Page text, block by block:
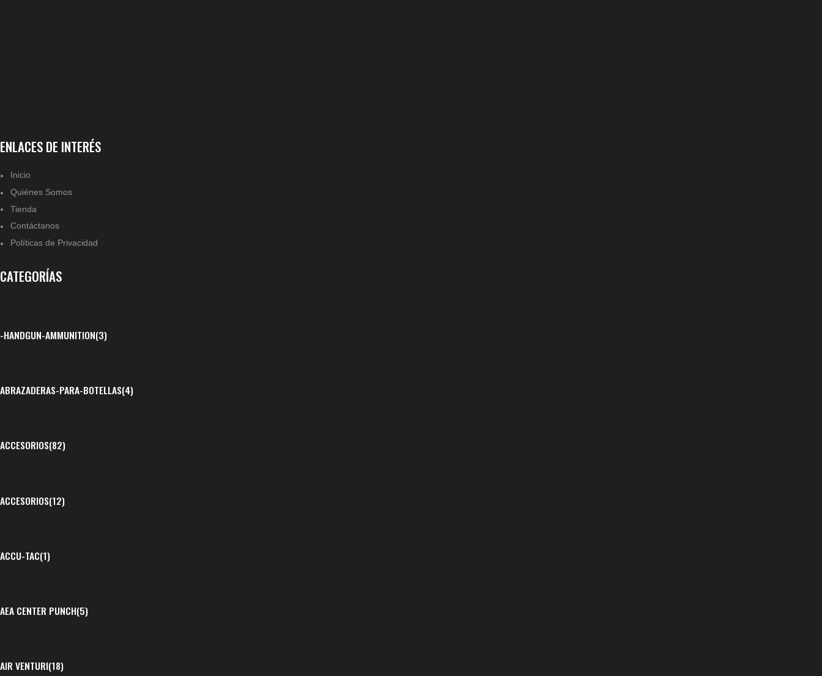
ENLACES DE INTERÉS
Inicio
Quiénes Somos
Tienda
Contáctanos
Políticas de Privacidad
CATEGORÍAS
-HANDGUN-AMMUNITION(3)
ABRAZADERAS-PARA-BOTELLAS(4)
ACCESORIOS(82)
ACCESORIOS(12)
ACCU-TAC(1)
AEA CENTER PUNCH(5)
AIR VENTURI(18)